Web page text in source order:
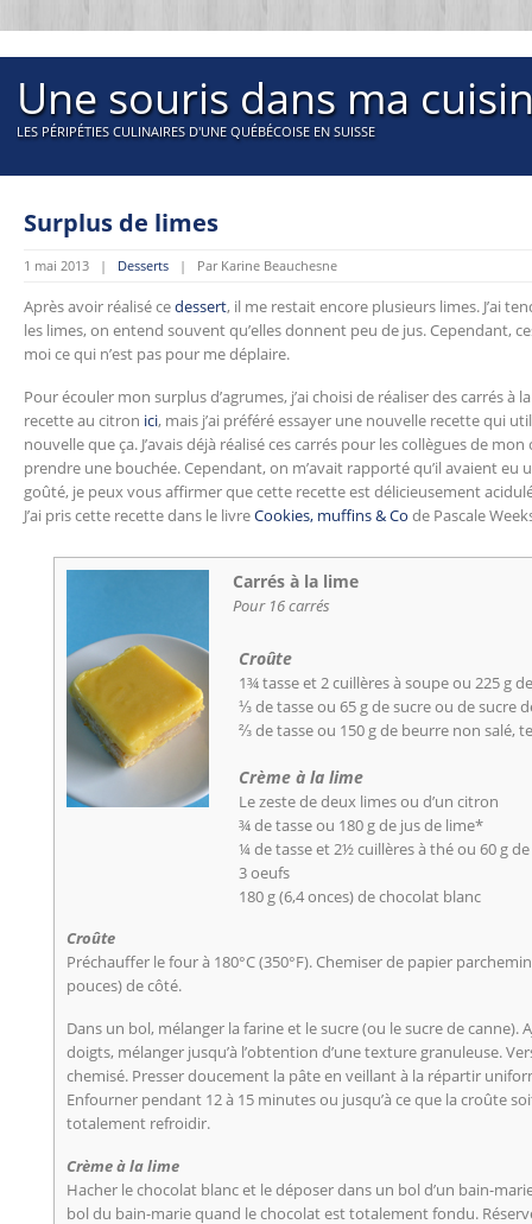
Une souris dans ma
LES PÉRIPÉTIES CULINAIRES D'UNE QUÉBÉCOISE EN SUISSE
Surplus de limes
1 mai 2013 | Desserts | Par Karine Beauchesne
Après avoir réalisé cedessert, il me restait encore plusieurs limes. J’ai
les limes, on entend souvent qu’elles donnent peu de jus. Cependant,
moi ce qui n’est pas pour me déplaire.
Pour écouler mon surplus d’agrumes, j’ai choisi de réaliser des carrés à
recette au citron ici, mais j’ai préféré essayer une nouvelle recette qui
nouvelle que ça. J’avais déjà réalisé ces carrés pour les collègues de mon
prendre une bouchée. Cependant, on m’avait rapporté qu’il avaient eu
goûté, je peux vous affirmer que cette recette est délicieusement
J’ai pris cette recette dans le livreCookies, muffins & Co de Pascale
Carrés à la lime
Pour 16 carrés
Croûte
1¾ tasse et 2 cuillères à soupe ou 225 g
⅓ de tasse ou 65 g de sucre ou de sucre
⅔ de tasse ou 150 g de beurre non salé,
Crème à la lime
Le zeste de deux limes ou d’un citron
¾ de tasse ou 180 g de jus de lime*
¼ de tasse et 2½ cuillères à thé ou 60 g
3 oeufs
180 g (6,4 onces) de chocolat blanc
Croûte
Préchauffer le four à 180°C (350°F). Chemiser de papier
pouces) de côté.
Dans un bol, mélanger la farine et le sucre (ou le sucre de canne).
doigts, mélanger jusqu’à l’obtention d’une texture granuleuse.
chemisé. Presser doucement la pâte en veillant à la répartir
Enfourner pendant 12 à 15 minutes ou jusqu’à ce que la croûte
totalement refroidir.
Crème à la lime
Hacher le chocolat blanc et le déposer dans un bol d’un bain-
bol du bain-marie quand le chocolat est totalement fondu.